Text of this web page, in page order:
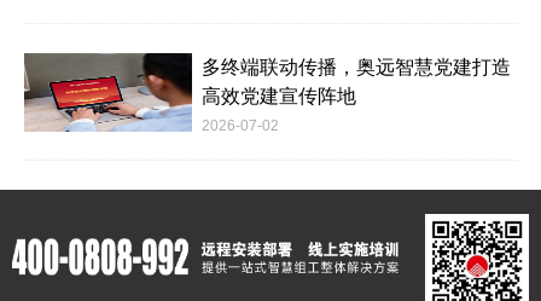
多终端联动传播，奥远智慧党建打造
高效党建宣传阵地
2026-07-02